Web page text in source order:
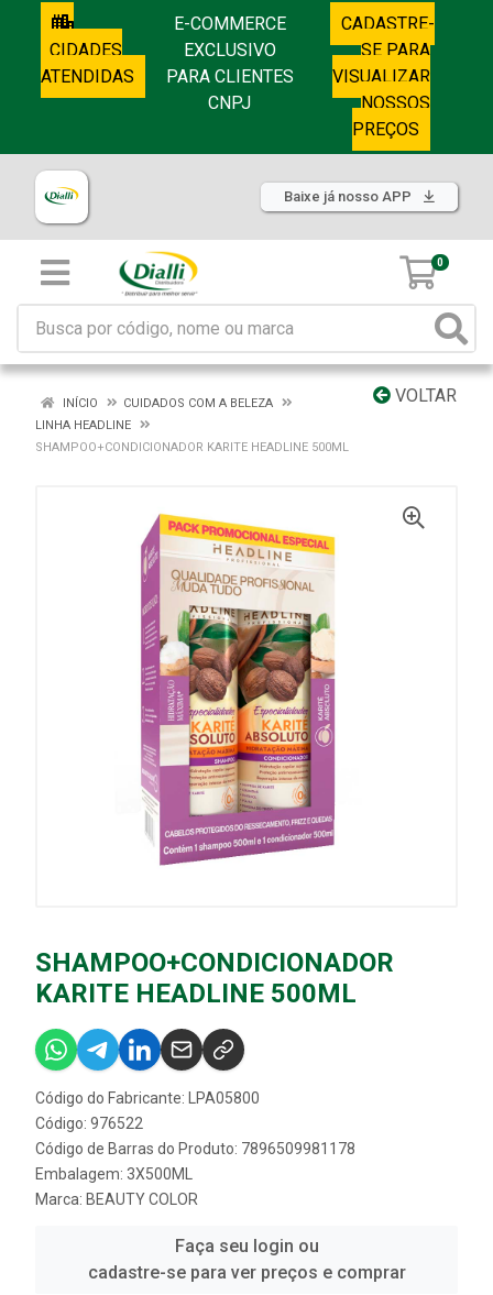
CIDADES
ATENDIDAS
E-COMMERCE
EXCLUSIVO
PARA CLIENTES
CNPJ
CADASTRE-
SE PARA
VISUALIZAR
NOSSOS
PREÇOS
Baixe já nosso APP
0
VOLTAR
INÍCIO
CUIDADOS COM A BELEZA
LINHA HEADLINE
SHAMPOO+CONDICIONADOR KARITE HEADLINE 500ML
SHAMPOO+CONDICIONADOR
KARITE HEADLINE 500ML
Código do Fabricante: LPA05800
Código: 976522
Código de Barras do Produto: 7896509981178
Embalagem: 3X500ML
Marca: BEAUTY COLOR
Faça seu login ou
cadastre-se para ver preços e comprar